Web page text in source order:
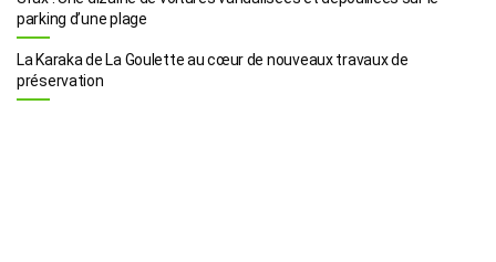
parking d’une plage
La Karaka de La Goulette au cœur de nouveaux travaux de
préservation